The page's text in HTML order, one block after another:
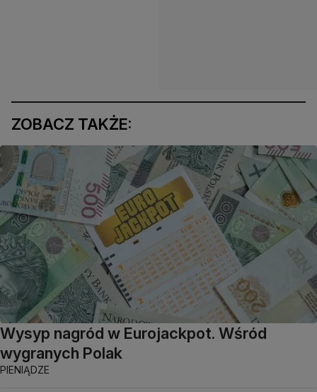
ZOBACZ TAKŻE:
Wysyp nagród w Eurojackpot. Wśród
wygranych Polak
PIENIĄDZE